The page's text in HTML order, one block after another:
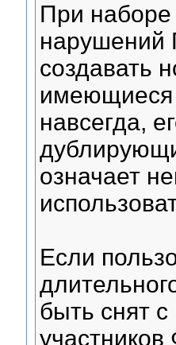
При наборе
нарушений
создавать
имеющиеся
навсегда,
означает
Если
быть снят с